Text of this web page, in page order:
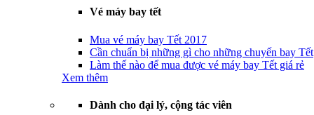
Vé máy bay tết
Mua vé máy bay Tết 2017
Cần chuẩn bị những gì cho những chuyến bay Tết
Làm thế nào để mua được vé máy bay Tết giá rẻ
Xem thêm
Dành cho đại lý, cộng tác viên